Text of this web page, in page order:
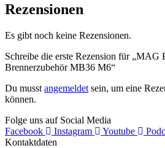
Rezensionen
Es gibt noch keine Rezensionen.
Schreibe die erste Rezension für „MAG
Brennerzubehör MB36 M6“
Du musst angemeldet sein, um eine
können.
Folge uns auf Social Media
Facebook
Instagram Youtube
Kontaktdaten